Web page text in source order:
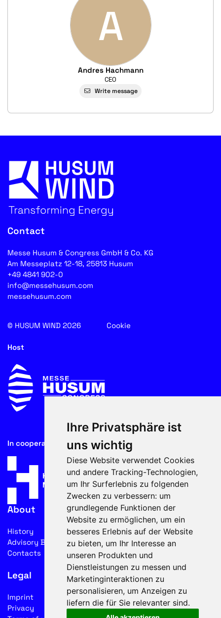
Ihre Privatsphäre ist
uns wichtig
Diese Website verwendet Cookies
und andere Tracking-Technologien,
um Ihr Surferlebnis zu folgenden
Zwecken zu verbessern: um
grundlegende Funktionen der
Website zu ermöglichen, um ein
besseres Erlebnis auf der Website
zu bieten, um Ihr Interesse an
unseren Produkten und
Dienstleistungen zu messen und
Marketinginteraktionen zu
personalisieren, um Anzeigen zu
liefern die für Sie relevanter sind.
A
Andres Hachmann
CEO
Write message
Contact
Messe Husum & Congress GmbH & Co. KG
Am Messeplatz 12-18, 25813 Husum
+49 4841 902-0
info@messehusum.com
messehusum.com
© HUSUM WIND 2026 Cookie
Host
In cooperation with
About
History
Advisory Board
Contacts
Legal
Imprint
Privacy